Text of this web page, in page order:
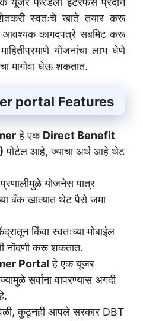
स्वतःचे खाते तयार करू
कागदपत्रे सबमिट करू
योजनांचा लाभ घेणे
मागोवा घेऊ शकतात.
portal Features
हे एक Direct Benefit
पोर्टल आहे, ज्याचा अर्थ आहे थेट
योजनेस पात्र
बँक खात्यात थेट पैसे जमा
किंवा स्वतःच्या मोबाईल
नोंदणी करू शकतात.
Portal हे एक यूजर
सर्वाना वापरण्यास अगदी
कुठूनही आपले सरकार DBT